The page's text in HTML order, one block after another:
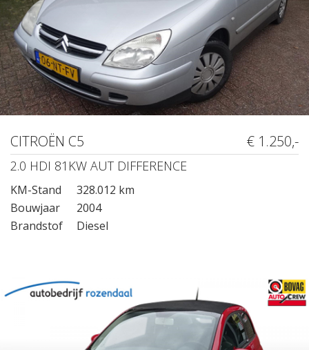
CITROËN C5 € 1.250,-
2.0 HDI 81KW AUT DIFFERENCE
KM-Stand
328.012 km
Bouwjaar
2004
Brandstof
Diesel